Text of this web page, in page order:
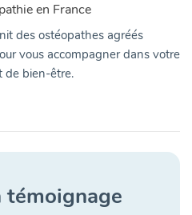
en France
des ostéopathes agréés
vous accompagner dans votre
de bien-être.
témoignage